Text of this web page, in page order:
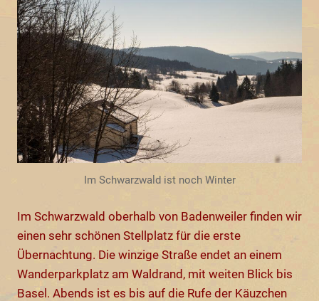
Im Schwarzwald ist noch Winter
Im Schwarzwald oberhalb von Badenweiler finden wir
einen sehr schönen Stellplatz für die erste
Übernachtung. Die winzige Straße endet an einem
Wanderparkplatz am Waldrand, mit weiten Blick bis
Basel. Abends ist es bis auf die Rufe der Käuzchen